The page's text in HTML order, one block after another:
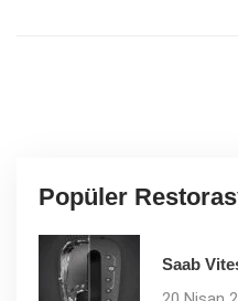
Popüler
Saab